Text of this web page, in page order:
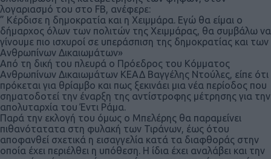
λογαριασμό του στο FB, ανέφερε:
” Κέρδισε η δημοκρατία και η Χειμμάρα. Εγώ θα είμαι ο
δήμαρχος όλων των πολιτών της Χειμμάρας, θα συμβάλω να
γίνουμε πιο ισχυροί σε υπεράσπιση της δημοκρατίας και των
Ανθρωπίνων Δικαιωμάτων»
Από τη δική του πλευρά ο Πρόεδρος του Κόμματος
Ανθρωπίνων Δικαιωμάτων ΚΕΑΔ Βαγγέλης Ντούλες, είπε ότι
πρόκεται για θρίαμβο και πως ξεκινάει μια νέα περίοδος που
σηματοδοτεί την έναρξη της αντίστροφης μέτρησης για την
απολυταρχία του Έντι Ράμα.
Παρά την εκλογή του όμως ο Μπελέρης θα παραμείνει
πιθανότατατα στη φυλακή των Τιράνων, έως ότου
αποφανθεί σχετικά η εισαγγελία κατά τα διαφθοράς στην
οποία έχει περιέλθει η υπόθεση. Η ίδια έχει αναλάβει και την